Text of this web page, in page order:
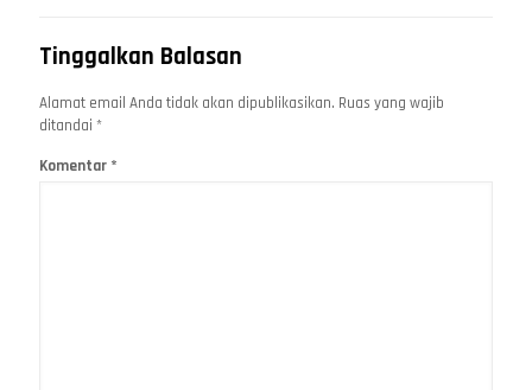
Tinggalkan Balasan
Alamat email Anda tidak akan dipublikasikan. Ruas yang wajib
ditandai *
Komentar *